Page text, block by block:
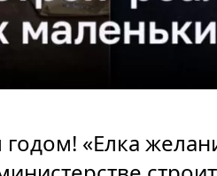
«Елка